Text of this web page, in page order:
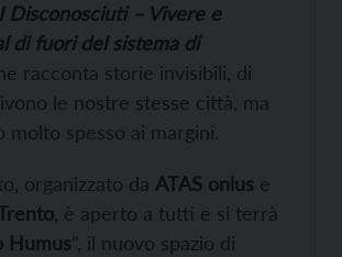
I Disconosciuti – Vivere e
di fuori del sistema di
racconta storie invisibili, di
le nostre stesse città, ma
molto spesso ai margini.
organizzato da ATAS onlus e
, è aperto a tutti e si terrà
Humus”, il nuovo spazio di